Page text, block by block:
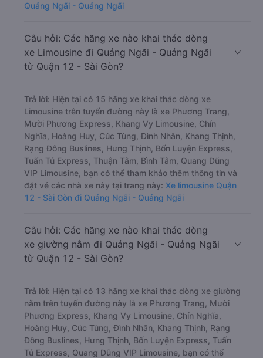
Quảng Ngãi - Quảng Ngãi
Câu hỏi: Các hãng xe nào khai thác dòng
xe Limousine đi Quảng Ngãi - Quảng Ngãi
từ Quận 12 - Sài Gòn?
Trả lời: Hiện tại có 15 hãng xe khai thác dòng xe
Limousine trên tuyến đường này là xe Phương Trang,
Mười Phương Express, Khang Vy Limousine, Chín
Nghĩa, Hoàng Huy, Cúc Tùng, Đình Nhân, Khang Thịnh,
Rạng Đông Buslines, Hưng Thịnh, Bốn Luyện Express,
Tuấn Tú Express, Thuận Tâm, Bình Tâm, Quang Dũng
VIP Limousine, bạn có thể tham khảo thêm thông tin và
đặt vé các nhà xe này tại trang này: Xe limousine Quận
12 - Sài Gòn đi Quảng Ngãi - Quảng Ngãi
Câu hỏi: Các hãng xe nào khai thác dòng
xe giường nằm đi Quảng Ngãi - Quảng Ngãi
từ Quận 12 - Sài Gòn?
Trả lời: Hiện tại có 13 hãng xe khai thác dòng xe giường
nằm trên tuyến đường này là xe Phương Trang, Mười
Phương Express, Khang Vy Limousine, Chín Nghĩa,
Hoàng Huy, Cúc Tùng, Đình Nhân, Khang Thịnh, Rạng
Đông Buslines, Hưng Thịnh, Bốn Luyện Express, Tuấn
Tú Express, Quang Dũng VIP Limousine, bạn có thể